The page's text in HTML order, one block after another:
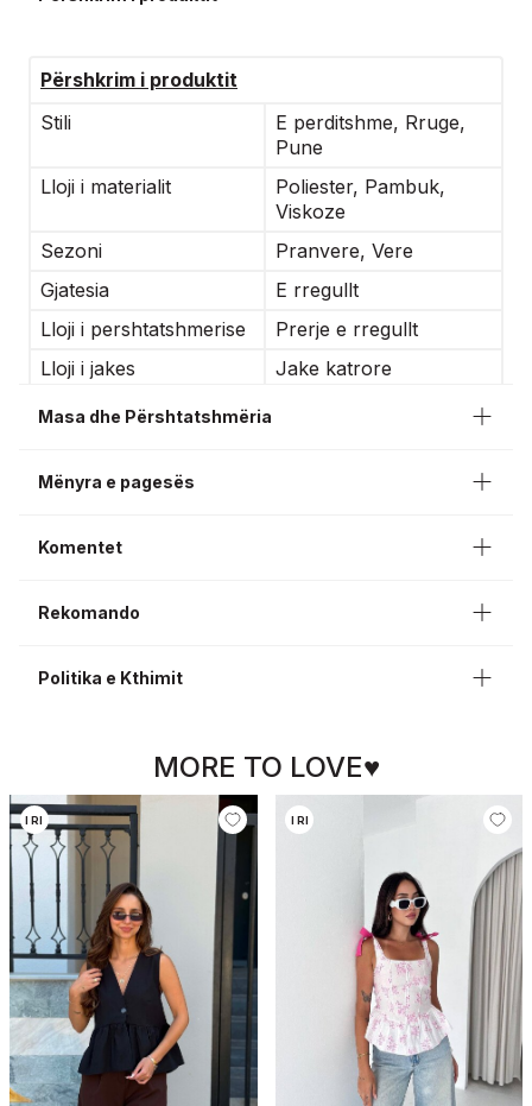
Përshkrim i produktit
Stili
E perditshme, Rruge,
Pune
Lloji i materialit
Poliester, Pambuk,
Viskoze
Sezoni
Pranvere, Vere
Gjatesia
E rregullt
Lloji i pershtatshmerise
Prerje e rregullt
Lloji i jakes
Jake katrore
Rasti
Masa dhe Përshtatshmëria
Mënyra e pagesës
Komentet
Rekomando
Politika e Kthimit
MORE TO LOVE♥
I RI I RI